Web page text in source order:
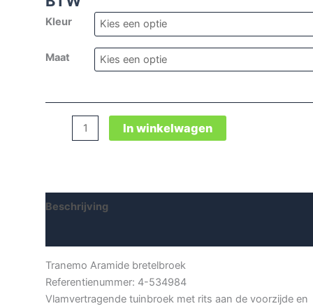
Kleur
Maat
Tranemo
Aramide
In winkelwagen
Beschrijving
Tranemo Aramide bretelbroek
Referentienummer: 4-534984
Vlamvertragende tuinbroek met rits aan de voorzijde en